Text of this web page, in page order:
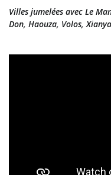
Villes jumelées avec Le
Don, Haouza, Volos,